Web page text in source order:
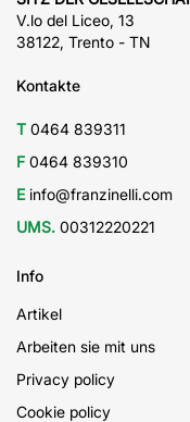
V.lo del Liceo, 13
38122, Trento - TN
Kontakte
T 0464 839311
F 0464 839310
E info@franzinelli.com
UMS. 00312220221
Info
Artikel
Arbeiten sie mit uns
Privacy policy
Cookie policy